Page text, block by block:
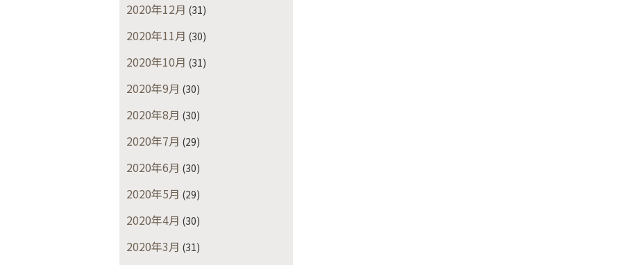
2020年12月 (31)
2020年11月 (30)
2020年10月 (31)
2020年9月 (30)
2020年8月 (30)
2020年7月 (29)
2020年6月 (30)
2020年5月 (29)
2020年4月 (30)
2020年3月 (31)